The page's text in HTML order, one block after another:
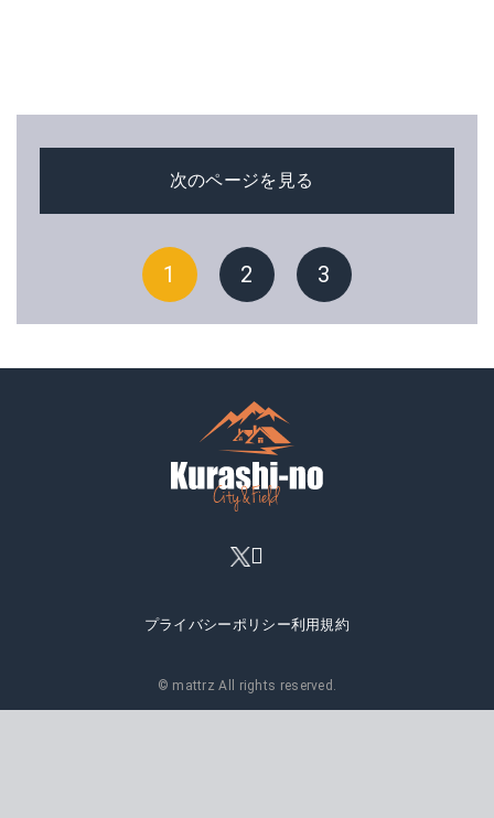
次のページを見る
1 2 3
プライバシーポリシー利用規約
© mattrz All rights reserved.